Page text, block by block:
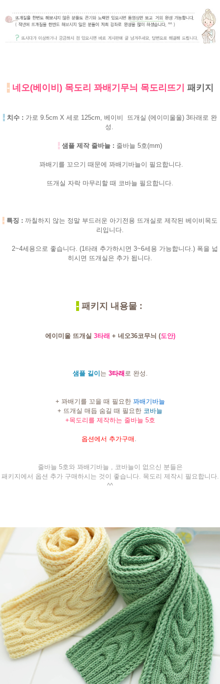
- 네오(베이비) 목도리 꽈배기무늬 목도리뜨기 패키지
- 치수 : 가로 9.5cm X 세로 125cm, 베이비 뜨개실 (에이미울울) 3타래로 완
성.
- 샘플 제작 줄바늘 : 줄바늘 5호(mm)
꽈배기를 꼬으기 때문에 꽈배기바늘이 필요합니다.
뜨개실 자락 마무리할 때 코바늘 필요합니다.
- 특징 : 까칠하지 않는 정말 부드러운 아기전용 뜨개실로 제작된 베이비목도
리입니다.
2~4세용으로 좋습니다. (1타래 추가하시면 3~6세용 가능합니다.) 폭을 넓
히시면 뜨개실은 추가 됩니다.
- 패키지 내용물 :
에이미울 뜨개실 3타래 + 네오36코무늬 (도안)
샘플 길이 는 3타래 로 완성.
+ 꽈배기를 꼬을 때 필요한 꽈배기바늘
+ 뜨개실 매듭 숨길 때 필요한 코바늘
+목도리를 제작하는 줄바늘 5호
옵션에서 추가구매 .
줄바늘 5호와 꽈배기바늘 , 코바늘이 없으신 분들은
패키지에서 옵션 추가 구매하시는 것이 좋습니다. 목도리 제작시 필요합니다.
^^